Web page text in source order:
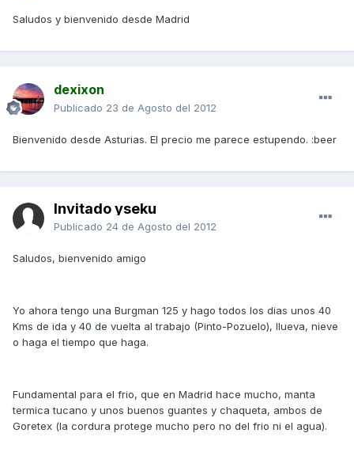
Saludos y bienvenido desde Madrid
dexixon
Publicado 23 de Agosto del 2012
Bienvenido desde Asturias. El precio me parece estupendo. :beer
Invitado yseku
Publicado 24 de Agosto del 2012
Saludos, bienvenido amigo
Yo ahora tengo una Burgman 125 y hago todos los dias unos 40
Kms de ida y 40 de vuelta al trabajo (Pinto-Pozuelo), llueva, nieve
o haga el tiempo que haga.
Fundamental para el frio, que en Madrid hace mucho, manta
termica tucano y unos buenos guantes y chaqueta, ambos de
Goretex (la cordura protege mucho pero no del frio ni el agua).